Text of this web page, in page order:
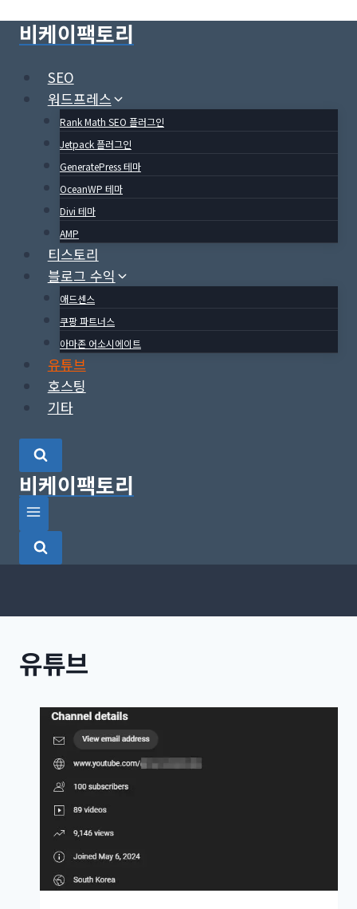
비케이팩토리
SEO
워드프레스
Rank Math SEO 플러그인
Jetpack 플러그인
GeneratePress 테마
OceanWP 테마
Divi 테마
AMP
티스토리
블로그 수익
애드센스
쿠팡 파트너스
아마존 어소시에이트
유튜브
호스팅
기타
비케이팩토리
유튜브